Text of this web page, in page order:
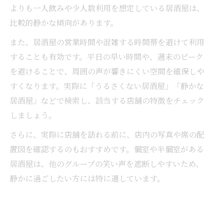
よりも一人飲みや少人数利用を想定している居酒屋は、
比較的静かな傾向があります。
また、居酒屋の営業時間や混雑する時間帯を避けて利用
することも有効です。平日の早い時間や、週末のピーク
を避けることで、周囲の声が響きにくい空間を確保しや
すくなります。実際に「うるさくない居酒屋」「静かな
居酒屋」などで検索し、該当する店舗の特徴をチェック
しましょう。
さらに、実際に店舗を訪れる前に、店内の写真や席の配
置図を確認するのもおすすめです。個室や半個室がある
居酒屋は、他のグループの笑い声を遮断しやすいため、
静かに過ごしたい方には特に適しています。